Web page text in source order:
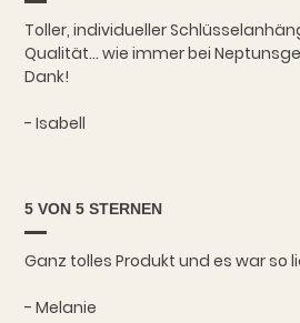
Toller, individueller
Qualität... wie immer bei
Dank!
- Isabell
5 VON 5 STERNEN
Ganz tolles Produkt und es war so
- Melanie